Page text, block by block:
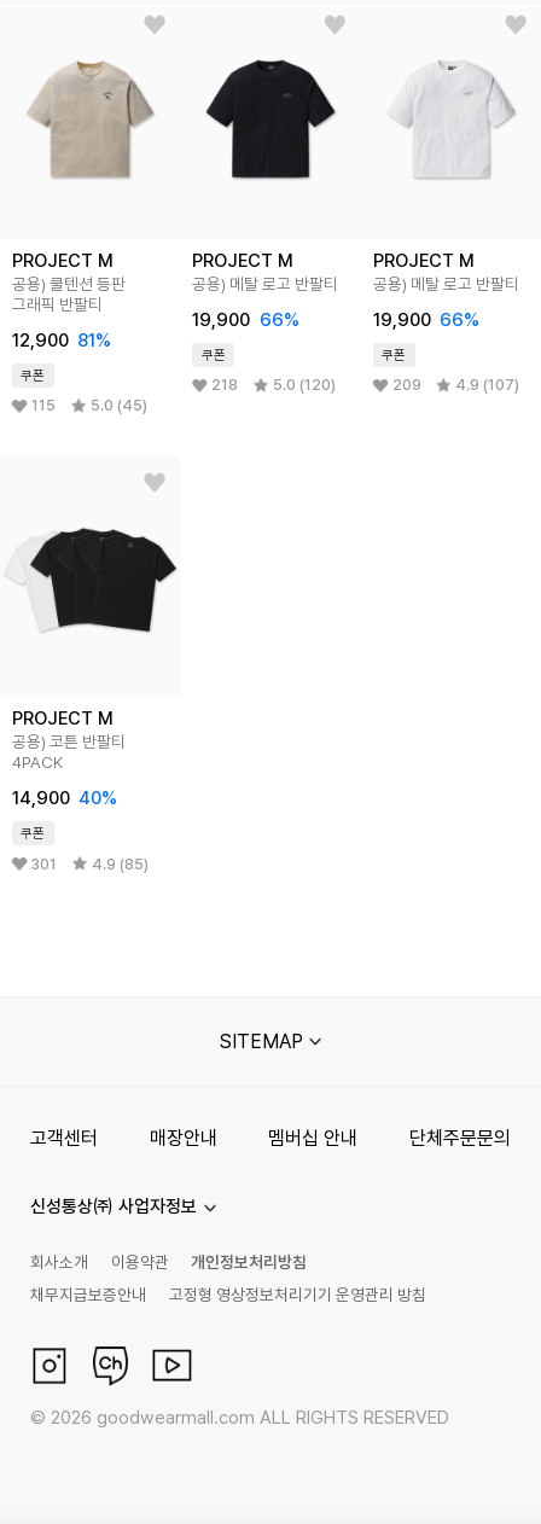
PROJECT M
공용) 쿨텐션 등판
그래픽 반팔티
12,900 81%
쿠폰
115 5.0 (45)
PROJECT M
공용) 메탈 로고 반팔티
19,900 66%
쿠폰
218 5.0 (120)
PROJECT M
공용) 메탈 로고 반팔티
19,900 66%
쿠폰
209 4.9 (107)
PROJECT M
공용) 코튼 반팔티
4PACK
14,900 40%
쿠폰
301 4.9 (85)
SITEMAP
고객센터 매장안내 멤버십 안내 단체주문문의
신성통상㈜ 사업자정보
회사소개 이용약관
개인정보처리방침
채무지급보증안내
고정형 영상정보처리기기 운영관리 방침
© 2026 goodwearmall.com ALL RIGHTS RESERVED